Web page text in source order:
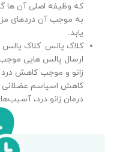
که وظیفه اصلی آن ها
به موجب آن دردهای
یابد.
کلاک پالس: کلاک پالس
ارسال پالس هایی
زانو و موجب کاهش درد
کاهش اسپاسم عضلانی
درمان زانو درد،